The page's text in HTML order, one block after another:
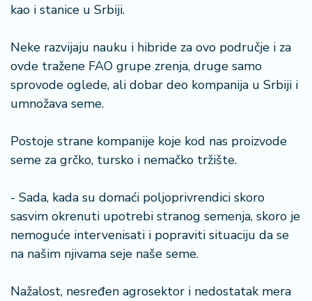
kao i stanice u Srbiji.
Neke razvijaju nauku i hibride za ovo područje i za
ovde tražene FAO grupe zrenja, druge samo
sprovode oglede, ali dobar deo kompanija u Srbiji i
umnožava seme.
Postoje strane kompanije koje kod nas proizvode
seme za grčko, tursko i nemačko tržište.
- Sada, kada su domaći poljoprivrendici skoro
sasvim okrenuti upotrebi stranog semenja, skoro je
nemoguće intervenisati i popraviti situaciju da se
na našim njivama seje naše seme.
Nažalost, nesređen agrosektor i nedostatak mera